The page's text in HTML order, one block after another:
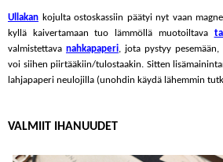
Ullakan kojulta ostoskassiin päätyi nyt vaan
kyllä kaivertamaan tuo lämmöllä muotoiltava
valmistettava nahkapaperi, jota pystyy
voi siihen piirtääkiin/tulostaakin. Sitten
lahjapaperi neulojilla (unohdin käydä lähemmin
VALMIIT IHANUUDET